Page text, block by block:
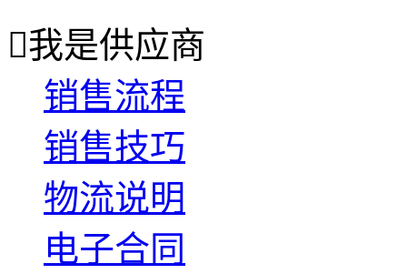
我是供应商
销售流程
销售技巧
物流说明
电子合同